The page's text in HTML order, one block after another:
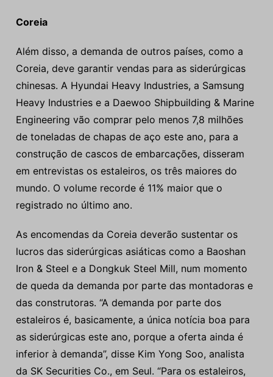
Coreia
Além disso, a demanda de outros países, como a
Coreia, deve garantir vendas para as siderúrgicas
chinesas. A Hyundai Heavy Industries, a Samsung
Heavy Industries e a Daewoo Shipbuilding & Marine
Engineering vão comprar pelo menos 7,8 milhões
de toneladas de chapas de aço este ano, para a
construção de cascos de embarcações, disseram
em entrevistas os estaleiros, os três maiores do
mundo. O volume recorde é 11% maior que o
registrado no último ano.
As encomendas da Coreia deverão sustentar os
lucros das siderúrgicas asiáticas como a Baoshan
Iron & Steel e a Dongkuk Steel Mill, num momento
de queda da demanda por parte das montadoras e
das construtoras. “A demanda por parte dos
estaleiros é, basicamente, a única notícia boa para
as siderúrgicas este ano, porque a oferta ainda é
inferior à demanda”, disse Kim Yong Soo, analista
da SK Securities Co., em Seul. “Para os estaleiros,